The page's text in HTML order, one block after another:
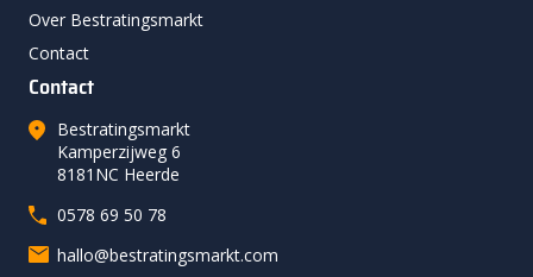
Over Bestratingsmarkt
Contact
Contact
Bestratingsmarkt
Kamperzijweg 6
8181NC Heerde
0578 69 50 78
hallo@bestratingsmarkt.com